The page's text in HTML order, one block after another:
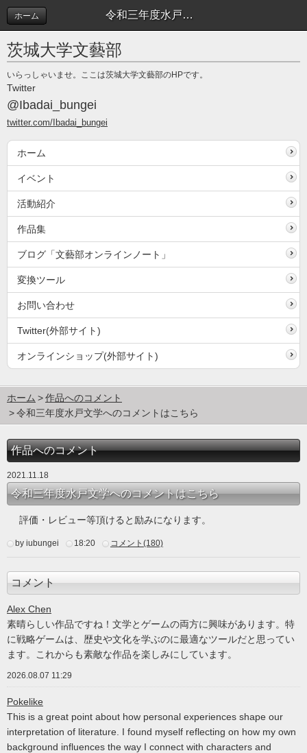
令和三年度水戸文学へのコメントはこちら | 作品へのコメント
ホーム
茨城大学文藝部
いらっしゃいませ。ここは茨城大学文藝部のHPです。
Twitter
@Ibadai_bungei
twitter.com/Ibadai_bungei
ホーム
イベント
活動紹介
作品集
ブログ「文藝部オンラインノート」
変換ツール
お問い合わせ
Twitter(外部サイト)
オンラインショップ(外部サイト)
ホーム
作品へのコメント
令和三年度水戸文学へのコメントはこちら
作品へのコメント
2021.11.18
令和三年度水戸文学へのコメントはこちら
評価・レビュー等頂けると励みになります。
by iubungei 18:20 コメント(180)
コメント
Alex Chen
素晴らしい作品ですね！文学とゲームの両方に興味があります。特
に戦略ゲームは、歴史や文化を学ぶのに最適なツールだと思ってい
ます。これからも素敵な作品を楽しみにしています。
2026.08.07 11:29
Pokelike
This is a great point about how personal experiences shape our
interpretation of literature. I found myself reflecting on how my own
background influences the way I connect with characters and